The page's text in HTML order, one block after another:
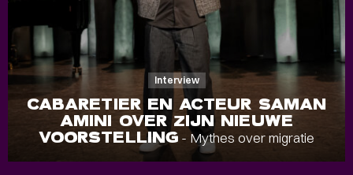
Interview
CABARETIER EN ACTEUR SAMAN
AMINI OVER ZIJN NIEUWE
VOORSTELLING- Mythes over migratie